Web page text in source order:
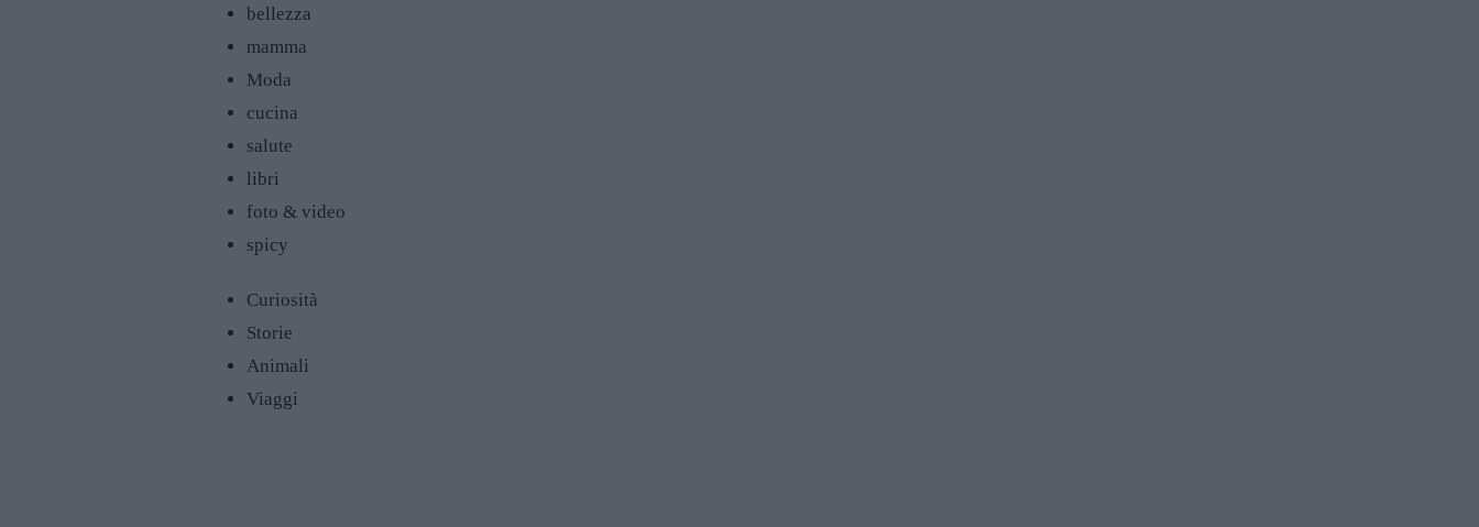
bellezza
mamma
Moda
cucina
salute
libri
foto & video
spicy
Curiosità
Storie
Animali
Viaggi